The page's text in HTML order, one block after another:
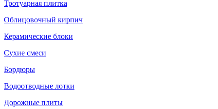
Тротуарная плитка
Облицовочный кирпич
Керамические блоки
Сухие смеси
Бордюры
Водоотводные лотки
Дорожные плиты